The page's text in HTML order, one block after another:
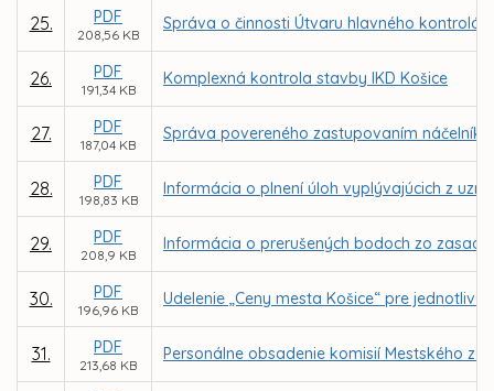
25. PDF
208,56 KB
Správa o činnosti Útvaru hlavného
26. PDF
191,34 KB
Komplexná kontrola stavby IKD Košice
27. PDF
187,04 KB
Správa povereného zastupovaním náčelníka
28. PDF
198,83 KB
Informácia o plnení úloh vyplývajúcich z
29. PDF
208,9 KB
Informácia o prerušených bodoch zo
30. PDF
196,96 KB
Udelenie „Ceny mesta Košice“ pre
31. PDF
213,68 KB
Personálne obsadenie komisií Mestského